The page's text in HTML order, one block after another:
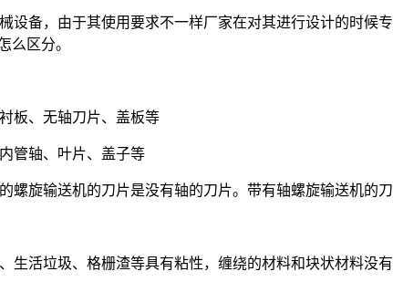
备，由于其使用要求不一样厂家在对其进行设计的时候
么区分。
、无轴刀片、盖板等
轴、叶片、盖子等
旋输送机的刀片是没有轴的刀片。带有轴螺旋输送机的刀
活垃圾、格栅渣等具有粘性，缠绕的材料和块状材料没有